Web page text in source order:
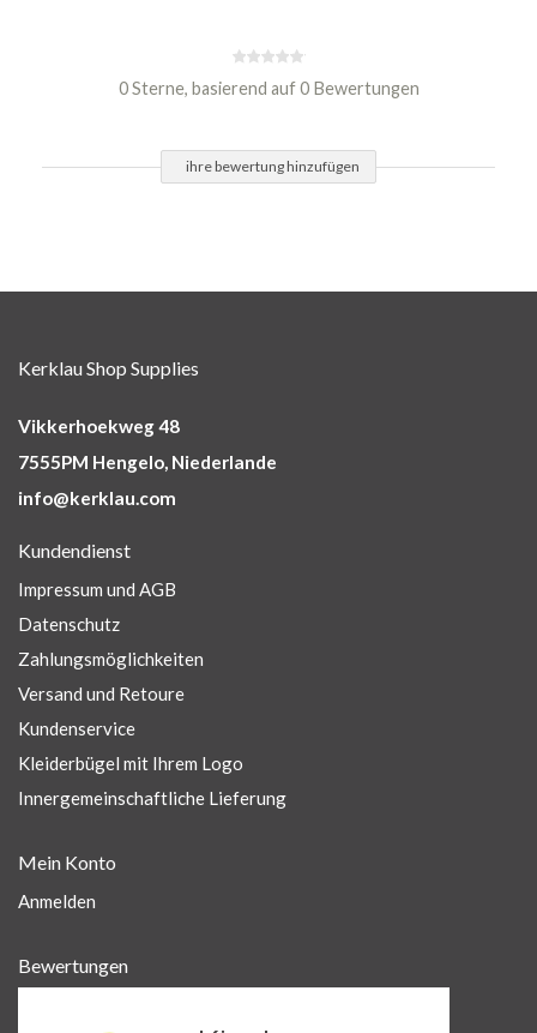
0 Sterne, basierend auf 0 Bewertungen
ihre bewertung hinzufügen
Kerklau Shop Supplies
Vikkerhoekweg 48
7555PM Hengelo, Niederlande
info@kerklau.com
Kundendienst
Impressum und AGB
Datenschutz
Zahlungsmöglichkeiten
Versand und Retoure
Kundenservice
Kleiderbügel mit Ihrem Logo
Innergemeinschaftliche Lieferung
Mein Konto
Anmelden
Bewertungen